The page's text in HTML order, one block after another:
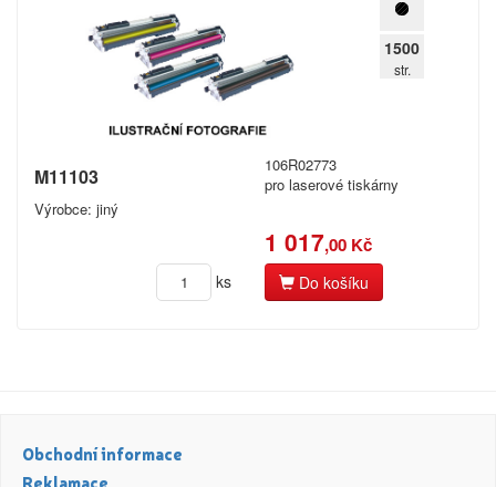
1500
str.
M11103
Výrobce: jiný
106R02773
pro laserové tiskárny
1 017,00 Kč
ks Do košíku
Obchodní informace